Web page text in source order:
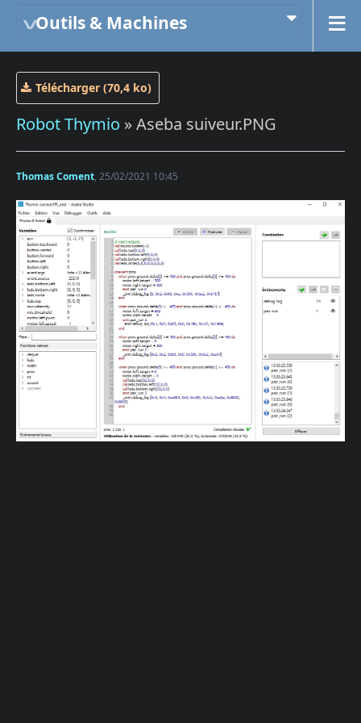
Outils & Machines
Télécharger (70,4 ko)
Robot Thymio » Aseba suiveur.PNG
Thomas Coment, 25/02/2021 10:45